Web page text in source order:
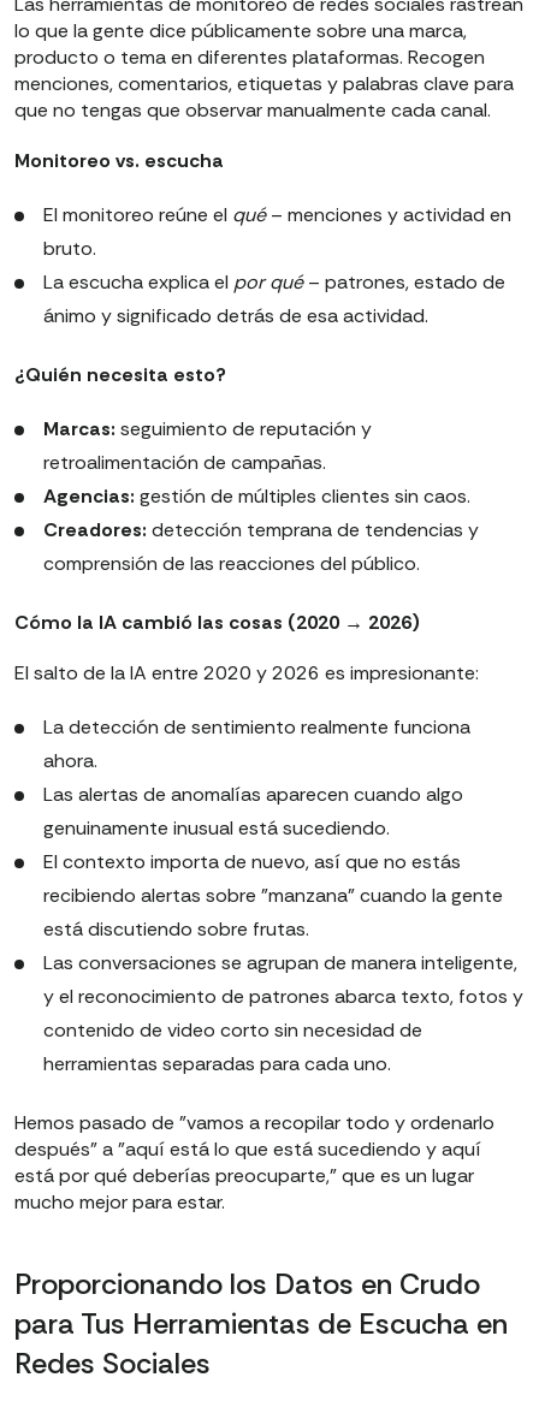
lo que la gente dice públicamente sobre una marca,
producto o tema en diferentes plataformas. Recogen
menciones, comentarios, etiquetas y palabras clave para
que no tengas que observar manualmente cada canal.
Monitoreo vs. escucha
El monitoreo reúne el qué– menciones y actividad en
bruto.
La escucha explica el por qué– patrones, estado de
ánimo y significado detrás de esa actividad.
¿Quién necesita esto?
Marcas: seguimiento de reputación y
retroalimentación de campañas.
Agencias: gestión de múltiples clientes sin caos.
Creadores: detección temprana de tendencias y
comprensión de las reacciones del público.
Cómo la IA cambió las cosas (2020 → 2026)
El salto de la IA entre 2020 y 2026 es impresionante:
La detección de sentimiento realmente funciona
ahora.
Las alertas de anomalías aparecen cuando algo
genuinamente inusual está sucediendo.
El contexto importa de nuevo, así que no estás
recibiendo alertas sobre "manzana" cuando la gente
está discutiendo sobre frutas.
Las conversaciones se agrupan de manera inteligente,
y el reconocimiento de patrones abarca texto, fotos y
contenido de video corto sin necesidad de
herramientas separadas para cada uno.
Hemos pasado de "vamos a recopilar todo y ordenarlo
después" a "aquí está lo que está sucediendo y aquí
está por qué deberías preocuparte," que es un lugar
mucho mejor para estar.
Proporcionando los Datos en Crudo
para Tus Herramientas de Escucha en
Redes Sociales